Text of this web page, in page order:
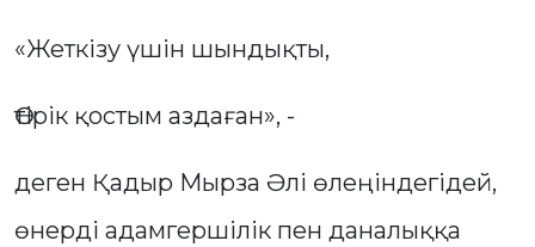
«Жеткізу үшін шындықты,
Өтірік қостым аздаған», -
деген Қадыр Мырза Әлі өлеңіндегідей,
өнерді адамгершілік пен даналыққа